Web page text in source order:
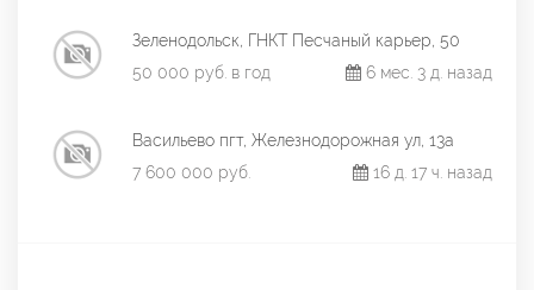
Зеленодольск, ГНКТ Песчаный карьер, 50
50 000 руб. в год
6 мес. 3 д. назад
Васильево пгт, Железнодорожная ул, 13а
7 600 000 руб.
16 д. 17 ч. назад